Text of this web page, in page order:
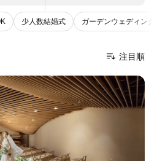
少人数結婚式 ガーデンウェディング
注目順